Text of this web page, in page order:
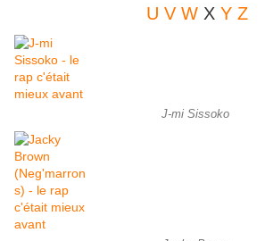
U V W X Y Z
J-mi Sissoko